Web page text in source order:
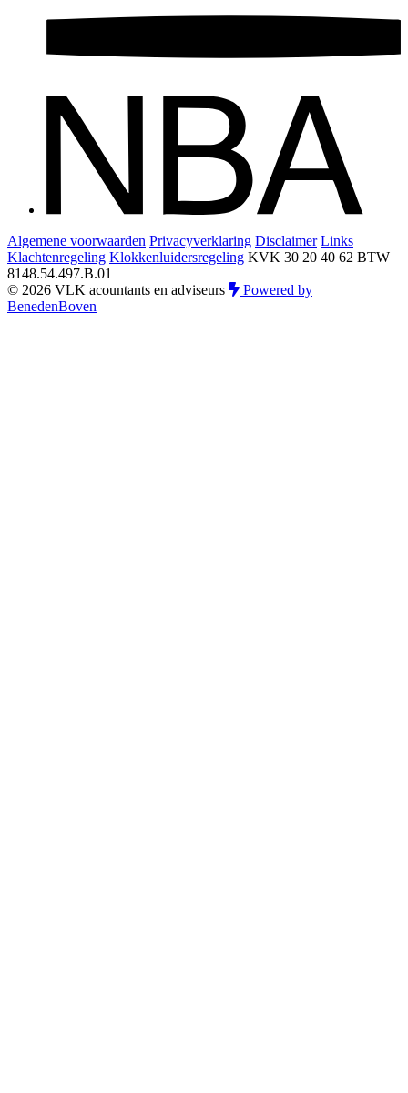
Algemene voorwaarden Privacyverklaring Disclaimer Links
Klachtenregeling Klokkenluidersregeling KVK 30 20 40 62 BTW
8148.54.497.B.01
© 2026 VLK acountants en adviseurs
Powered by
BenedenBoven